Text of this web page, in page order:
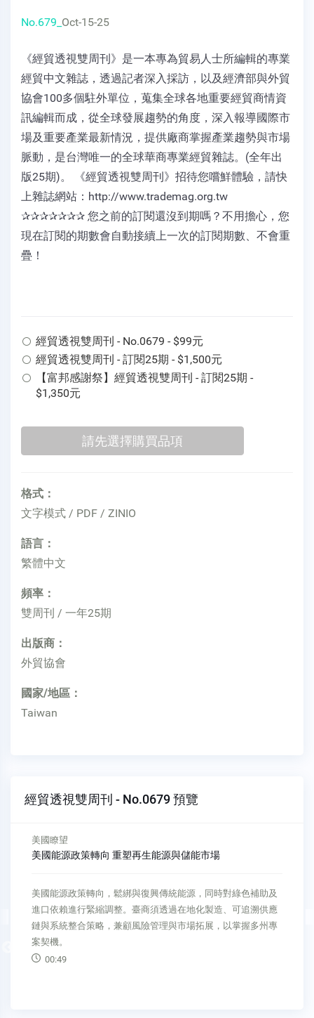
No.679_ Oct-15-25
《經貿透視雙周刊》是一本專為貿易人士所編輯的專業
經貿中文雜誌，透過記者深入採訪，以及經濟部與外貿
協會100多個駐外單位，蒐集全球各地重要經貿商情資
訊編輯而成，從全球發展趨勢的角度，深入報導國際市
場及重要產業最新情況，提供廠商掌握產業趨勢與市場
脈動，是台灣唯一的全球華商專業經貿雜誌。(全年出
版25期)。 《經貿透視雙周刊》招待您嚐鮮體驗，請快
上雜誌網站：http://www.trademag.org.tw
✰✰✰✰✰✰✰ 您之前的訂閱還沒到期嗎？不用擔心，您
現在訂閱的期數會自動接續上一次的訂閱期數、不會重
疊！
經貿透視雙周刊 - No.0679 - $99元
經貿透視雙周刊 - 訂閱25期 - $1,500元
【富邦感謝祭】經貿透視雙周刊 - 訂閱25期 -
$1,350元
格式：
文字模式 / PDF / ZINIO
語言：
繁體中文
頻率：
雙周刊 / 一年25期
出版商：
外貿協會
國家/地區：
Taiwan
經貿透視雙周刊 - No.0679 預覽
Previous
新興市場
自然災害頻仍 巴西加快提升都市韌性腳步
受全球氣候變遷加劇以及都市化加速的影響，巴西多座城市近
年屢遭自然災害的重創，驅使巴西政府加快推動防災減災的措
施與建設，並透過智慧技術與生態策略的相結合，進一步強化
都市韌性。
00:41